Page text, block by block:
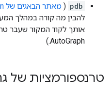
pdb
( מאתר הבאגים של Python
להבין מה קורה במהלך
אותך לקוד המקור שעבר
AutoGraph.)
טרנספורמציות של